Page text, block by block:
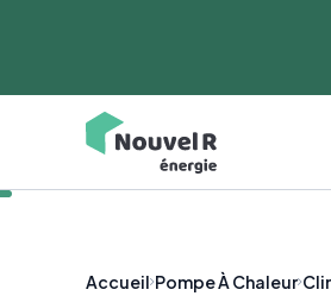
Accueil Pompe À Chaleur